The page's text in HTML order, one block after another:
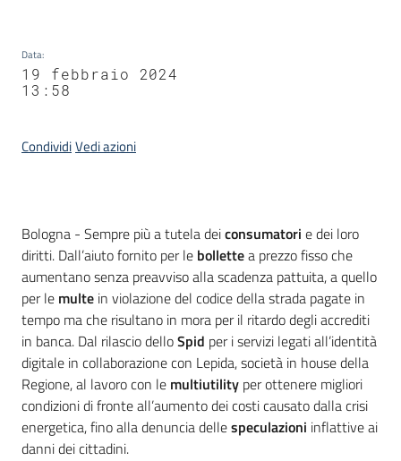
Data:
19 febbraio 2024
13:58
CondividiVedi azioni
Contenuto
Bologna - Sempre più a tutela deiconsumatori e dei loro
diritti. Dall’aiuto fornito per le bollettea prezzo fisso che
aumentano senza preavviso alla scadenza pattuita, a quello
per le multe in violazione del codice della strada pagate in
tempo ma che risultano in mora per il ritardo degli accrediti
in banca. Dal rilascio delloSpid per i servizi legati all’identità
digitale in collaborazione con Lepida, società in house della
Regione, al lavoro con le multiutility per ottenere migliori
condizioni di fronte all’aumento dei costi causato dalla crisi
energetica, fino alla denuncia dellespeculazioni inflattive ai
danni dei cittadini.